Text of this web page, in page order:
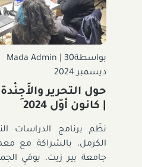
بواسطةMada Admin30
ديسمبر 2024
حول التحرير
| كانون أوّل 2024
نظّم برنامج الدراسات
الكرمل، بالشراكة مع